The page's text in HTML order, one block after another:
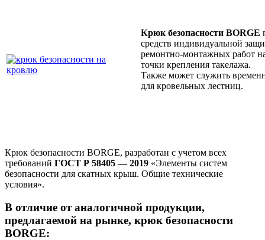
Крюк безопасности BORGE
средств индивидуальной
ремонтно-монтажных работ
точки крепления такелажа.
Также может служить
для кровельных лестниц.
Крюк безопасности BORGE, разработан с учетом всех
требований ГОСТ Р 58405 — 2019 «Элементы систем
безопасности для скатных крыш. Общие технические
условия».
В отличие от аналогичной продукции,
предлагаемой на рынке, крюк безопасности
BORGE: